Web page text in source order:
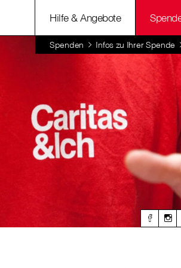
Hilfe & Angebote
Spenden Infos zu Ihrer Spende